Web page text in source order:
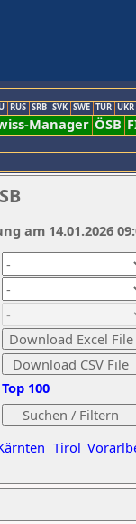
RUS SRB SVK SWE TUR UKR
Manager ÖSB
Tirol
Top 100
am 14.01.2026